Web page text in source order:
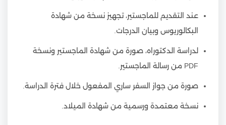
عند التقديم للماجستير، تجهيز نسخة من شهادة
البكالوريوس وبيان الدرجات.
لدراسة الدكتوراه، صورة من شهادة الماجستير ونسخة
PDF من رسالة الماجستير.
صورة من جواز السفر ساري المفعول خلال فترة الدراسة.
نسخة معتمدة ورسمية من شهادة الميلاد.